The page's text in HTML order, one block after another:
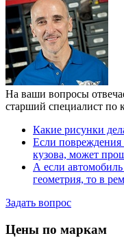
На ваши вопросы
старший специалист по
Какие рисунки
Если повреждения
кузова, может
А если
геометрия, то в
Задать вопрос
Цены по маркам